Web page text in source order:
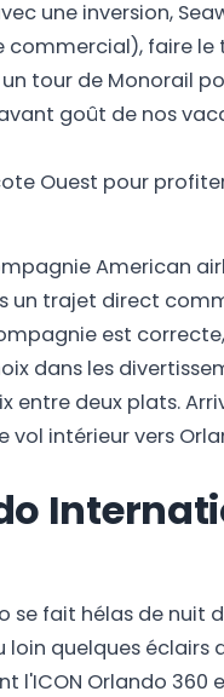
une inversion,
commercial), faire
tour de Monorail
goût de nos
Ouest pour
American
un trajet direct
est
dans les
entre deux plats.
vol intérieur vers
se fait hélas de nuit
quelques éclairs
l'ICON Orlando 360